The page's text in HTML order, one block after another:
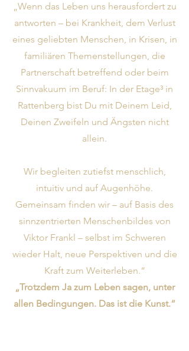
„Wenn das Leben uns herausfordert zu
antworten – bei Krankheit, dem Verlust
eines geliebten Menschen, in Krisen, in
familiären Themenstellungen, die
Partnerschaft betreffend oder beim
Sinnvakuum im Beruf: In der Etage³ in
Rattenberg bist Du mit Deinem Leid,
Deinen Zweifeln und Ängsten nicht
allein.
Wir begleiten zutiefst menschlich,
intuitiv und auf Augenhöhe.
Gemeinsam finden wir – auf Basis des
sinnzentrierten Menschenbildes von
Viktor Frankl – selbst im Schweren
wieder Halt, neue Perspektiven und die
Kraft zum Weiterleben.“
„Trotzdem Ja zum Leben sagen, unter
allen Bedingungen. Das ist die Kunst.“